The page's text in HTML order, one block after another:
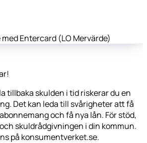
Entercard (LO Mervärde)
tillbaka skulden i tid riskerar du en
Det kan leda till svårigheter att få
och få nya lån. För stöd,
skuldrådgivningen i din kommun.
på konsumentverket.se.